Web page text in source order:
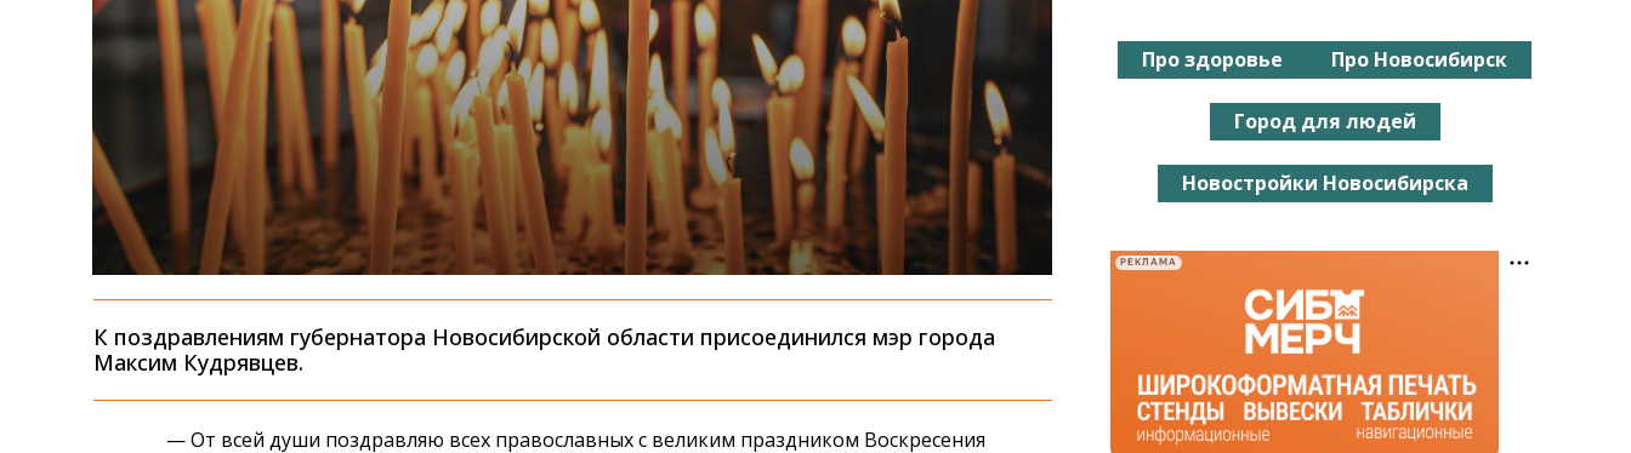
К поздравлениям губернатора Новосибирской области присоединился мэр города
Максим Кудрявцев.
— От всей души поздравляю всех православных с великим праздником Воскресения
Про здоровье Про Новосибирск
Город для людей
Новостройки Новосибирска
РЕКЛАМА